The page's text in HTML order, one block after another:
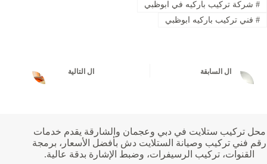
#شركة تركيب باركيه في ابوظبي
#فني تركيب باركيه ابوظبي
ال السابقة ال التالية
محل تركيب ستلايت في دبي وعجمان والشارقة يقدم خدمات
رقم فني تركيب وصيانة الستلايت دش بأفضل الأسعار، برمجة
القنوات، تركيب الرسيفرات، وضبط الإشارة بدقة عالية.